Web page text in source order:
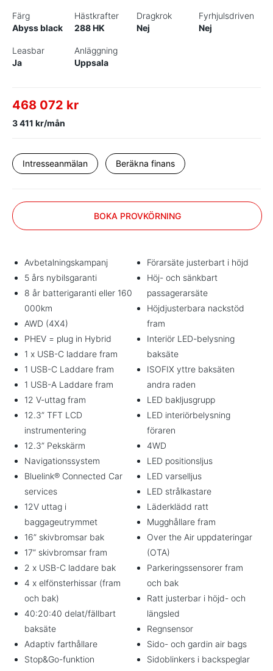
Färg
Abyss black
Hästkrafter
288 HK
Dragkrok
Nej
Fyrhjulsdriven
Nej
Leasbar
Ja
Anläggning
Uppsala
468 072 kr
3 411 kr/mån
Intresseanmälan Beräkna finans
BOKA PROVKÖRNING
Avbetalningskampanj
5 års nybilsgaranti
8 år batterigaranti eller 160
000km
AWD (4X4)
PHEV = plug in Hybrid
1 x USB-C laddare fram
1 USB-C Laddare fram
1 USB-A Laddare fram
12 V-uttag fram
12.3” TFT LCD
instrumentering
12.3” Pekskärm
Navigationssystem
Bluelink® Connected Car
services
12V uttag i
baggageutrymmet
16” skivbromsar bak
17” skivbromsar fram
2 x USB-C laddare bak
4 x elfönsterhissar (fram
och bak)
40:20:40 delat/fällbart
baksäte
Adaptiv farthållare
Stop&Go-funktion
Förarsäte justerbart i höjd
Höj- och sänkbart
passagerarsäte
Höjdjusterbara nackstöd
fram
Interiör LED-belysning
baksäte
ISOFIX yttre baksäten
andra raden
LED bakljusgrupp
LED interiörbelysning
föraren
4WD
LED positionsljus
LED varselljus
LED strålkastare
Läderklädd ratt
Mugghållare fram
Over the Air uppdateringar
(OTA)
Parkeringssensorer fram
och bak
Ratt justerbar i höjd- och
längsled
Regnsensor
Sido- och gardin air bags
Sidoblinkers i backspeglar